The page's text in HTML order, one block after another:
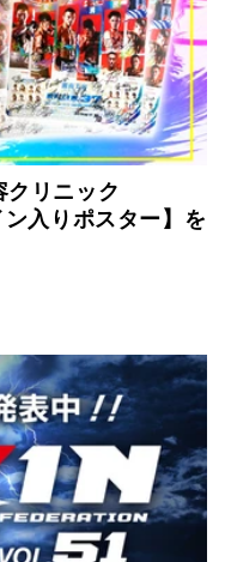
リニック
入りポスター】を